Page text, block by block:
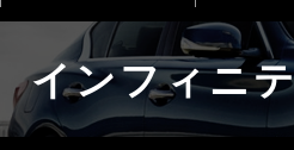
インフィニ